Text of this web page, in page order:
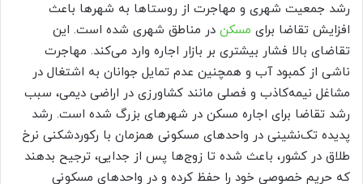
رشد جمعیت شهری و مهاجرت از روستاها به شهرها باعث
افزایش تقاضا برای مسکن در مناطق شهری شده است. این
تقاضای بالا فشار بیشتری بر بازار اجاره وارد می‌کند. مهاجرت
ناشی از کمبود آب و همچنین عدم تمایل جوانان به اشتغال در
مشاغل نیمه‌کاذب و فصلی مانند کشاورزی در اراضی دیمی، سبب
رشد تقاضا برای اجاره مسکن در شهرهای بزرگ شده است. رشد
پدیده تک‌نشینی در واحدهای مسکونی همزمان با رکوردشکنی نرخ
طلاق در کشور، باعث شده تا زوج‌ها پس از جدایی، ترجیح بدهند
که حریم خصوصی خود را حفظ کرده و در واحدهای مسکونی